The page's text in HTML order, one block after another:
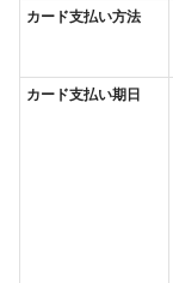
カード支払い方法
カード支払い期日